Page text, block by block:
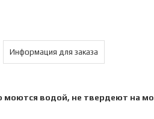
Информация для заказа
моются водой, не твердеют на